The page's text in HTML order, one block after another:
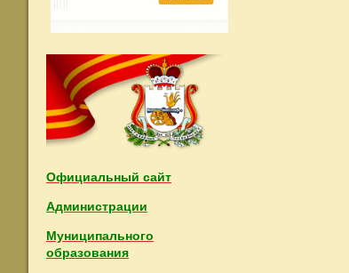
Официальный сайт
Администрации
Муниципального
образования